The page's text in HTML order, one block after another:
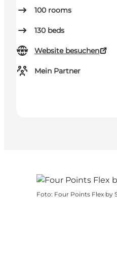
100 rooms
130 beds
Website besuchen
Mein Partner
Foto: Four Points Flex by